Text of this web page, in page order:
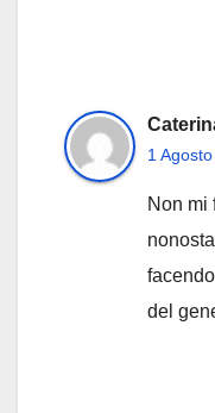
1
Non mi
del